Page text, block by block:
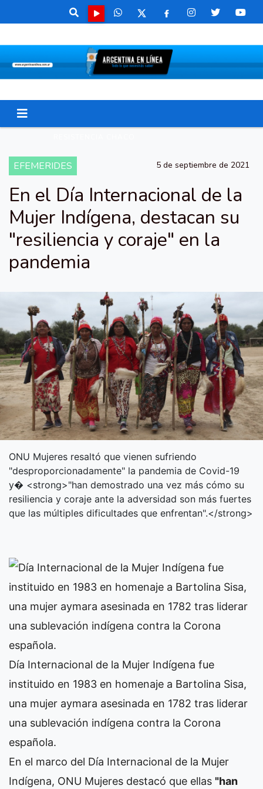
EFEMERIDES 5 de septiembre de 2021
En el Día Internacional de la
Mujer Indígena, destacan su
"resiliencia y coraje" en la
pandemia
ONU Mujeres resaltó que vienen sufriendo
"desproporcionadamente" la pandemia de Covid-19
y� <strong>"han demostrado una vez más cómo su
resiliencia y coraje ante la adversidad son más fuertes
que las múltiples dificultades que enfrentan".</strong>
Día Internacional de la Mujer Indígena fue
instituido en 1983 en homenaje a Bartolina Sisa,
una mujer aymara asesinada en 1782 tras liderar
una sublevación indígena contra la Corona
española.
En el marco del Día Internacional de la Mujer
Indígena, ONU Mujeres destacó que ellas "han